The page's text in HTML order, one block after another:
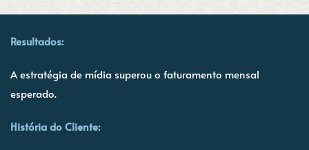
Resultados:
A estratégia de mídia superou o faturamento mensal
esperado.
História do Cliente: